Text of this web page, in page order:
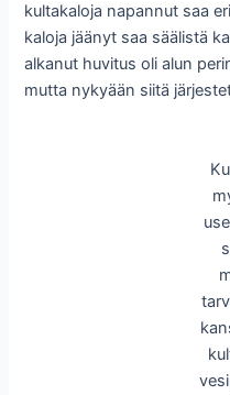
kultakaloja napannut saa
kaloja jäänyt saa säälistä
alkanut huvitus oli alun
mutta nykyään siitä